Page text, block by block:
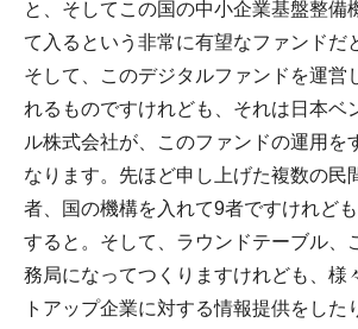
と、そしてこの国の中小企業基盤整備
て入るという非常に有望なファンドだ
そして、このデジタルファンドを運営
れるものですけれども、それは日本ベ
ル株式会社が、このファンドの運用を
なります。先ほど申し上げた複数の民
者、国の機構を入れて9者ですけれど
すると。そして、ラウンドテーブル、
務局になってつくりますけれども、様
トアップ企業に対する情報提供をした